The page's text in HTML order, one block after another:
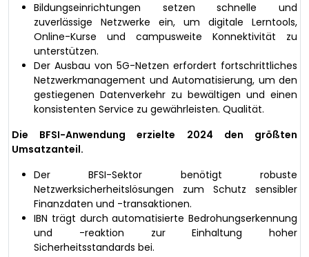
Bildungseinrichtungen setzen schnelle und
zuverlässige Netzwerke ein, um digitale Lerntools,
Online-Kurse und campusweite Konnektivität zu
unterstützen.
Der Ausbau von 5G-Netzen erfordert fortschrittliches
Netzwerkmanagement und Automatisierung, um den
gestiegenen Datenverkehr zu bewältigen und einen
konsistenten Service zu gewährleisten. Qualität.
Die BFSI-Anwendung erzielte 2024 den größten
Umsatzanteil.
Der BFSI-Sektor benötigt robuste
Netzwerksicherheitslösungen zum Schutz sensibler
Finanzdaten und -transaktionen.
IBN trägt durch automatisierte Bedrohungserkennung
und -reaktion zur Einhaltung hoher
Sicherheitsstandards bei.